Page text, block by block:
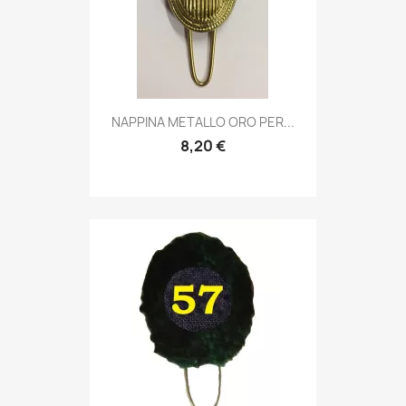
Anteprima
NAPPINA METALLO ORO PER...
8,20 €